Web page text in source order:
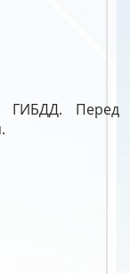
ГИБДД. Перед